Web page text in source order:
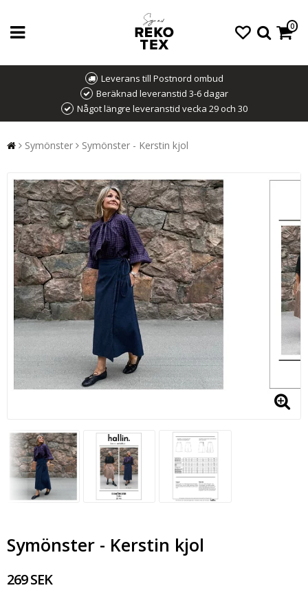
0
Leverans till Postnord ombud
Beräknad leveranstid 3-6 dagar
Något längre leveranstid vecka 29 och 30
Symönster Symönster - Kerstin kjol
Symönster - Kerstin kjol
269 SEK